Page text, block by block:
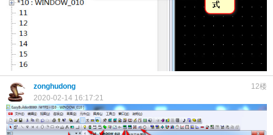
12楼
zonghudong
2020-02-14 16:17:21